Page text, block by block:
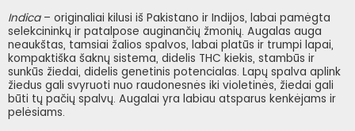
Indica– originaliai kilusi iš Pakistano ir Indijos, labai pamėgta
selekcininkų ir patalpose auginančių žmonių. Augalas auga
neaukštas, tamsiai žalios spalvos, labai platūs ir trumpi lapai,
kompaktiška šaknų sistema, didelis THC kiekis, stambūs ir
sunkūs žiedai, didelis genetinis potencialas. Lapų spalva aplink
žiedus gali svyruoti nuo raudonesnės iki violetinės, žiedai gali
būti tų pačių spalvų. Augalai yra labiau atsparus kenkėjams ir
pelėsiams.